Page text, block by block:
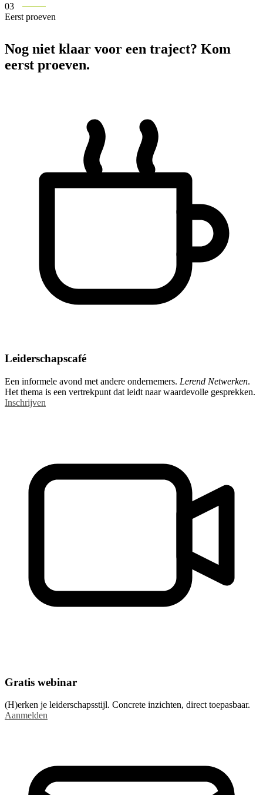
03
Eerst proeven
Nog niet klaar voor een traject? Kom
eerst proeven.
Leiderschapscafé
Een informele avond met andere ondernemers. Lerend Netwerken.
Het thema is een vertrekpunt dat leidt naar waardevolle gesprekken.
Inschrijven
Gratis webinar
(H)erken je leiderschapsstijl. Concrete inzichten, direct toepasbaar.
Aanmelden